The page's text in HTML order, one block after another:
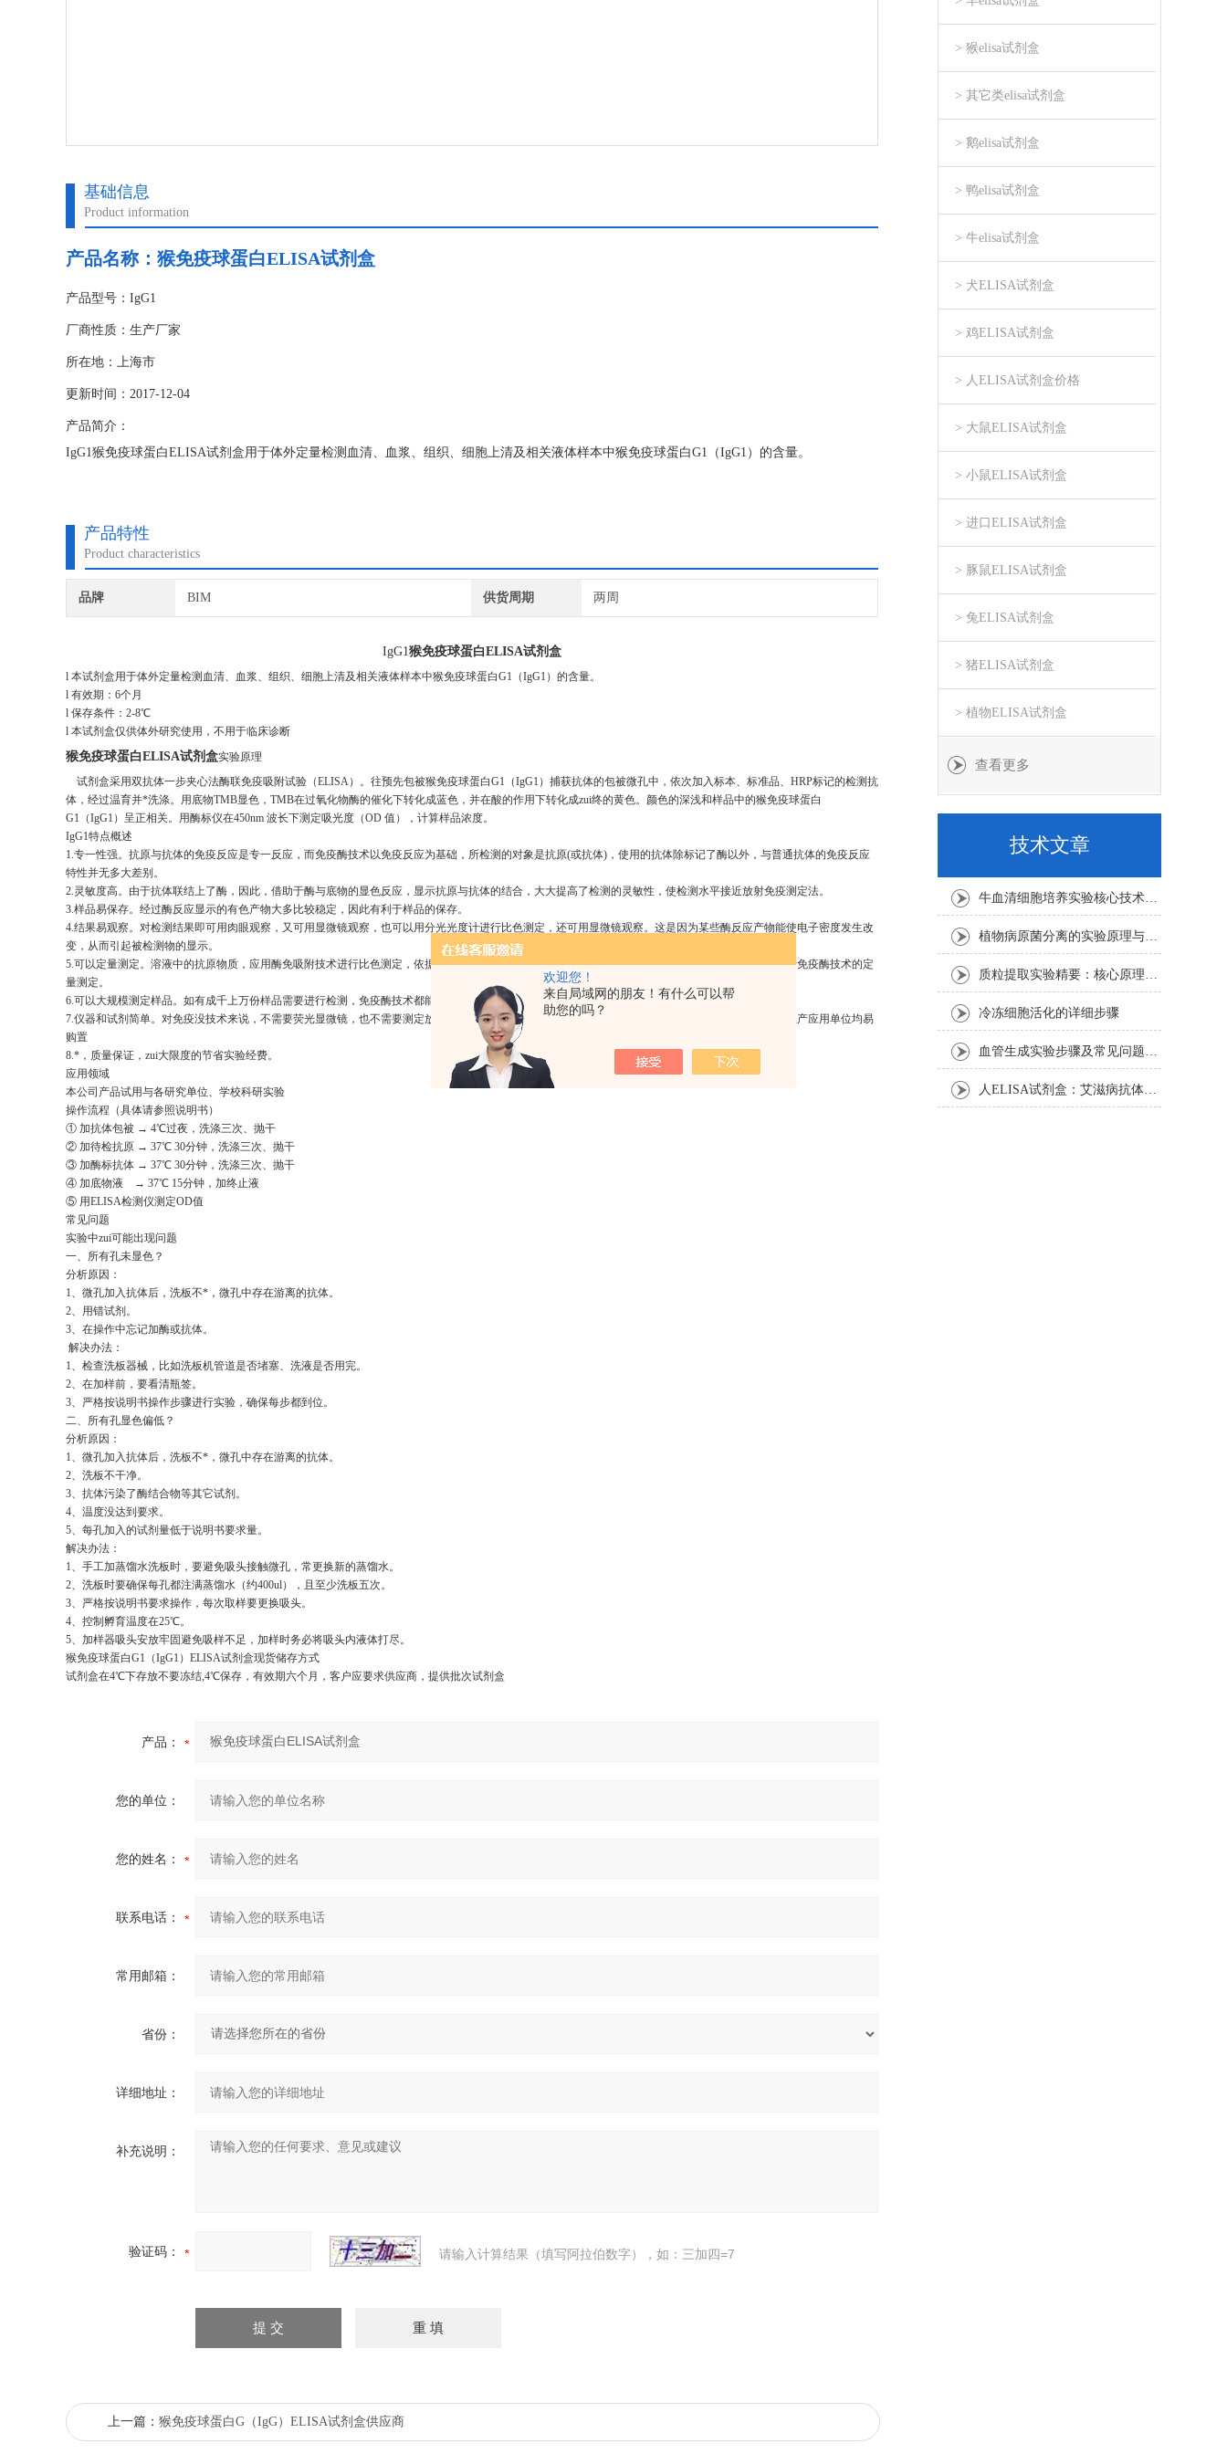
欢迎您！
来自局域网的朋友！有什么可以帮
助您的吗？
基础信息
Product information
产品名称： 猴免疫球蛋白ELISA试剂盒
产品型号：IgG1
厂商性质：生产厂家
所在地：上海市
更新时间：2017-12-04
产品简介：
IgG1猴免疫球蛋白ELISA试剂盒用于体外定量检测血清、血浆、组织、细胞上清及相关液体样本中猴免疫球蛋白G1（IgG1）的含量。
产品特性
Product characteristics
品牌 BIM 供货周期 两周
IgG1猴免疫球蛋白ELISA试剂盒
l 本试剂盒用于体外定量检测血清、血浆、组织、细胞上清及相关液体样本中猴免疫球蛋白G1（IgG1）的含量。
l 有效期：6个月
l 保存条件：2-8℃
l 本试剂盒仅供体外研究使用，不用于临床诊断
猴免疫球蛋白ELISA试剂盒实验原理
试剂盒采用双抗体一步夹心法酶联免疫吸附试验（ELISA）。往预先包被猴免疫球蛋白G1（IgG1）捕获抗体的包被微孔中，依次加入标本、标准品、HRP标记的检测抗
体，经过温育并*洗涤。用底物TMB显色，TMB在过氧化物酶的催化下转化成蓝色，并在酸的作用下转化成zui终的黄色。颜色的深浅和样品中的猴免疫球蛋白
G1（IgG1）呈正相关。用酶标仪在450nm 波长下测定吸光度（OD 值），计算样品浓度。
IgG1特点概述
1.专一性强。抗原与抗体的免疫反应是专一反应，而免疫酶技术以免疫反应为基础，所检测的对象是抗原(或抗体)，使用的抗体除标记了酶以外，与普通抗体的免疫反应
特性并无多大差别。
2.灵敏度高。由于抗体联结上了酶，因此，借助于酶与底物的显色反应，显示抗原与抗体的结合，大大提高了检测的灵敏性，使检测水平接近放射免疫测定法。
3.样品易保存。经过酶反应显示的有色产物大多比较稳定，因此有利于样品的保存。
4.结果易观察。对检测结果即可用肉眼观察，又可用显微镜观察，也可以用分光光度计进行比色测定，还可用显微镜观察。这是因为某些酶反应产物能使电子密度发生改
变，从而引起被检测物的显示。
5.可以定量测定。溶液中的抗原物质，应用酶免吸附技术进行比色测定，依据光密度值的变化，可以定量。预计用细胞分光光度计可对组织内的抗原进行免疫酶技术的定
量测定。
6.可以大规模测定样品。如有成千上万份样品需要进行检测，免疫酶技术都能在较短时间内完成。
7.仪器和试剂简单。对免疫没技术来说，不需要荧光显微镜，也不需要测定放射性的特殊仪器，所用仪器及试剂均属一般性仪器与试剂，普通实验室及生产应用单位均易
购置
8.*，质量保证，zui大限度的节省实验经费。
应用领域
本公司产品试用与各研究单位、学校科研实验
操作流程（具体请参照说明书）
① 加抗体包被 → 4℃过夜，洗涤三次、抛干
② 加待检抗原 → 37℃ 30分钟，洗涤三次、抛干
③ 加酶标抗体 → 37℃ 30分钟，洗涤三次、抛干
④ 加底物液 → 37℃ 15分钟，加终止液
⑤ 用ELISA检测仪测定OD值
常见问题
实验中zui可能出现问题
一、所有孔未显色？
分析原因：
1、微孔加入抗体后，洗板不*，微孔中存在游离的抗体。
2、用错试剂。
3、在操作中忘记加酶或抗体。
解决办法：
1、检查洗板器械，比如洗板机管道是否堵塞、洗液是否用完。
2、在加样前，要看清瓶签。
3、严格按说明书操作步骤进行实验，确保每步都到位。
二、所有孔显色偏低？
分析原因：
1、微孔加入抗体后，洗板不*，微孔中存在游离的抗体。
2、洗板不干净。
3、抗体污染了酶结合物等其它试剂。
4、温度没达到要求。
5、每孔加入的试剂量低于说明书要求量。
解决办法：
1、手工加蒸馏水洗板时，要避免吸头接触微孔，常更换新的蒸馏水。
2、洗板时要确保每孔都注满蒸馏水（约400ul），且至少洗板五次。
3、严格按说明书要求操作，每次取样要更换吸头。
4、控制孵育温度在25℃。
5、加样器吸头安放牢固避免吸样不足，加样时务必将吸头内液体打尽。
猴免疫球蛋白G1（IgG1）ELISA试剂盒现货储存方式
试剂盒在4℃下存放不要冻结,4℃保存，有效期六个月，客户应要求供应商，提供批次试剂盒
产品：
您的单位：
您的姓名：
联系电话：
常用邮箱：
省份：
详细地址：
补充说明：
验证码： 请输入计算结果（填写阿拉伯数字），如：三加四=7
上一篇： 猴免疫球蛋白G（IgG）ELISA试剂盒供应商
> 猴elisa试剂盒
> 其它类elisa试剂盒
> 鹅elisa试剂盒
> 鸭elisa试剂盒
> 牛elisa试剂盒
> 犬ELISA试剂盒
> 鸡ELISA试剂盒
> 人ELISA试剂盒价格
> 大鼠ELISA试剂盒
> 小鼠ELISA试剂盒
> 进口ELISA试剂盒
> 豚鼠ELISA试剂盒
> 兔ELISA试剂盒
> 猪ELISA试剂盒
> 植物ELISA试剂盒
查看更多
技术文章
牛血清细胞培养实验核心技术要点
植物病原菌分离的实验原理与操作步骤
质粒提取实验精要：核心原理与关键步骤
冷冻细胞活化的详细步骤
血管生成实验步骤及常见问题解析
人ELISA试剂盒：艾滋病抗体检测的简单指南